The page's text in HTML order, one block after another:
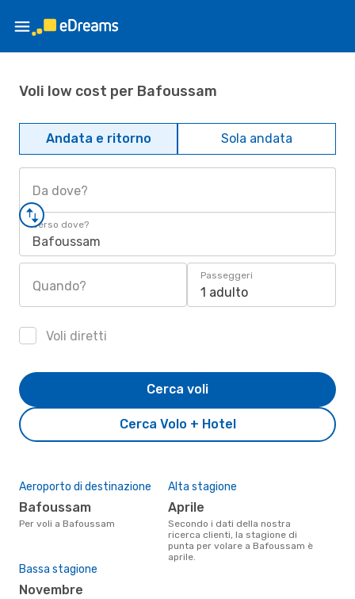
Voli low cost per Bafoussam
Andata e ritorno Sola andata
Da dove?
Verso dove?
Bafoussam
Quando?
Passeggeri
1 adulto
Voli diretti
Cerca Volo + Hotel
Cerca voli
Aeroporto di destinazione
Bafoussam
Per voli a Bafoussam
Alta stagione
aprile
Secondo i dati della nostra
ricerca clienti, la stagione di
punta per volare a Bafoussam è
aprile.
Bassa stagione
novembre